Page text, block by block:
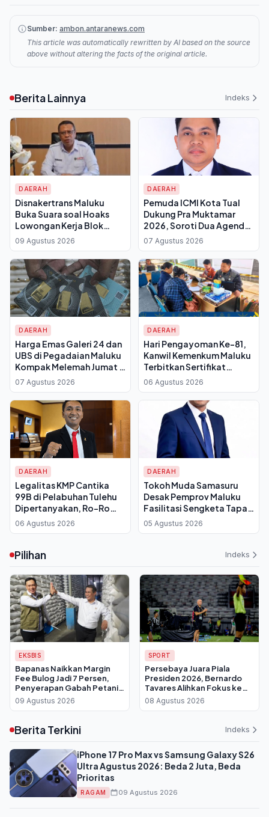
Sumber: ambon.antaranews.com
This article was automatically rewritten by AI based on the source
above without altering the facts of the original article.
Berita Lainnya Indeks
DAERAH
Disnakertrans Maluku
Buka Suara soal Hoaks
Lowongan Kerja Blok
Masela, Target 60 Persen
Tenaga Lokal di
Konstruksi
09 Agustus 2026
DAERAH
Pemuda ICMI Kota Tual
Dukung Pra Muktamar
2026, Soroti Dua Agenda
Besar untuk Maluku:
Konektivitas dan
Ketahanan Pangan
07 Agustus 2026
DAERAH
Harga Emas Galeri 24 dan
UBS di Pegadaian Maluku
Kompak Melemah Jumat 7
Agustus 2026, Berikut
Rincian Lengkapnya
07 Agustus 2026
DAERAH
Hari Pengayoman Ke-81,
Kanwil Kemenkum Maluku
Terbitkan Sertifikat
Perseroan Perorangan
Hanya 10 Menit di Ambon
06 Agustus 2026
DAERAH
Legalitas KMP Cantika
99B di Pelabuhan Tulehu
Dipertanyakan, Ro-Ro
Disebut Tak Sesuai Fungsi
Pelabuhan
06 Agustus 2026
DAERAH
Tokoh Muda Samasuru
Desak Pemprov Maluku
Fasilitasi Sengketa Tapal
Batas Malteng-SBB,
Singgung Permendagri
05 Agustus 2026
Pilihan Indeks
EKSBIS
Bapanas Naikkan Margin
Fee Bulog Jadi 7 Persen,
Penyerapan Gabah Petani
Tembus 3,5 Juta Ton
09 Agustus 2026
SPORT
Persebaya Juara Piala
Presiden 2026, Bernardo
Tavares Alihkan Fokus ke
Super League dan Uji Coba
Lawan Penang FC
08 Agustus 2026
Berita Terkini Indeks
iPhone 17 Pro Max vs Samsung Galaxy S26
Ultra Agustus 2026: Beda 2 Juta, Beda
Prioritas
RAGAM 09 Agustus 2026